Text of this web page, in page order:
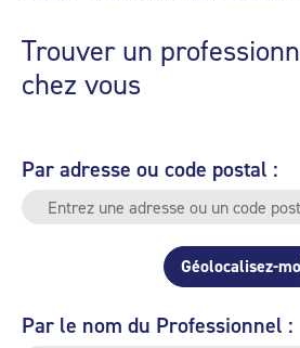
Trouver un
chez vous
Par adresse ou code postal :
Géolocalisez-
Par le nom du Professionnel :